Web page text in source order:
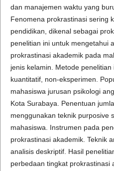
dan manajemen waktu yang
Fenomena prokrastinasi sering
pendidikan, dikenal sebagai
penelitian ini untuk mengetahui
prokrastinasi akademik pada
jenis kelamin. Metode
kuantitatif, non-eksperimen.
mahasiswa jurusan psikologi
Kota Surabaya. Penentuan
menggunakan teknik purposive
mahasiswa. Instrumen pada
prokrastinasi akademik. Teknik
analisis deskriptif. Hasil
perbedaan tingkat prokrastinasi